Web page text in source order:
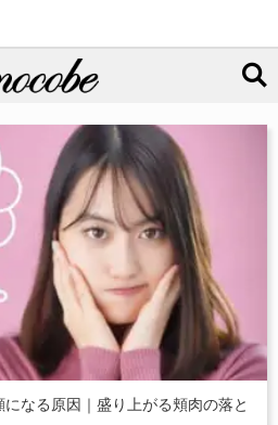
なる原因｜盛り上がる頬肉の落と